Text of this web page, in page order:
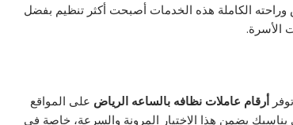
الكاملة هذه الخدمات أصبحت أكثر تنظيم بفضل
الأسرة.
أرقام عاملات نظافه بالساعه الرياض على المواقع
يضمن هذا الاختيار المرونة والسرعة، خاصة في